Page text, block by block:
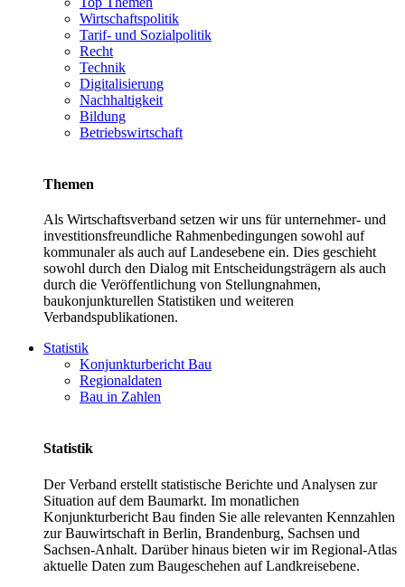
Wirtschaftspolitik
Tarif- und Sozialpolitik
Recht
Technik
Digitalisierung
Nachhaltigkeit
Bildung
Betriebswirtschaft
Themen
Als Wirtschaftsverband setzen wir uns für unternehmer- und
investitionsfreundliche Rahmenbedingungen sowohl auf
kommunaler als auch auf Landesebene ein. Dies geschieht
sowohl durch den Dialog mit Entscheidungsträgern als auch
durch die Veröffentlichung von Stellungnahmen,
baukonjunkturellen Statistiken und weiteren
Verbandspublikationen.
Statistik
Konjunkturbericht Bau
Regionaldaten
Bau in Zahlen
Statistik
Der Verband erstellt statistische Berichte und Analysen zur
Situation auf dem Baumarkt. Im monatlichen
Konjunkturbericht Bau finden Sie alle relevanten Kennzahlen
zur Bauwirtschaft in Berlin, Brandenburg, Sachsen und
Sachsen-Anhalt. Darüber hinaus bieten wir im Regional-Atlas
aktuelle Daten zum Baugeschehen auf Landkreisebene.